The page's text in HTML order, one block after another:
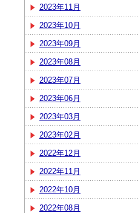
2023年11月
2023年10月
2023年09月
2023年08月
2023年07月
2023年06月
2023年03月
2023年02月
2022年12月
2022年11月
2022年10月
2022年08月